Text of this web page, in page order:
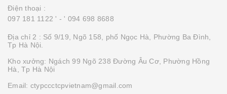
Điện thoại :
097 181 1122 ' - ' 094 698 8688
Địa chỉ 2 : Số 9/19, Ngõ 158, phố Ngọc Hà, Phường Ba Đình,
Tp Hà Nội.
Kho xưởng: Ngách 99 Ngõ 238 Đường Âu Cơ, Phường Hồng
Hà, Tp Hà Nội
Email: ctypccctcpvietnam@gmail.com